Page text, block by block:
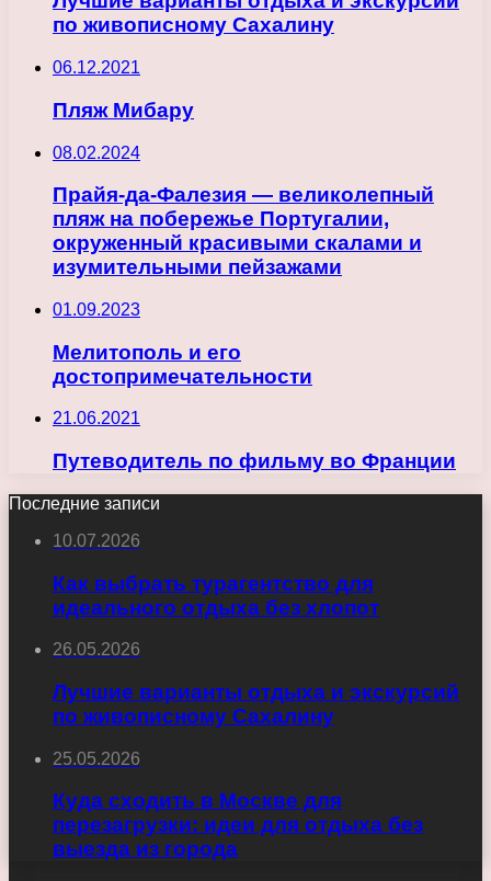
по живописному Сахалину
06.12.2021
Пляж Мибару
08.02.2024
Прайя-да-Фалезия — великолепный
пляж на побережье Португалии,
окруженный красивыми скалами и
изумительными пейзажами
01.09.2023
Мелитополь и его
достопримечательности
21.06.2021
Путеводитель по фильму во Франции
Последние записи
10.07.2026
Как выбрать турагентство для
идеального отдыха без хлопот
26.05.2026
Лучшие варианты отдыха и экскурсий
по живописному Сахалину
25.05.2026
Куда сходить в Москве для
перезагрузки: идеи для отдыха без
выезда из города